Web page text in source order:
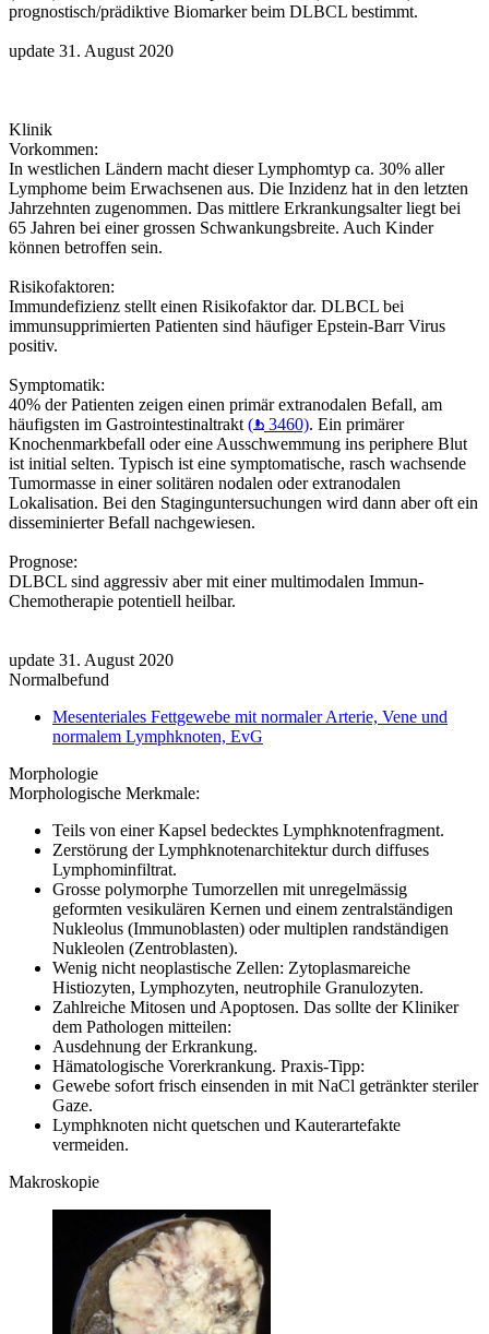
prognostisch/prädiktive Biomarker beim DLBCL bestimmt.
update 31. August 2020
Klinik
Vorkommen:
In westlichen Ländern macht dieser Lymphomtyp ca. 30% aller
Lymphome beim Erwachsenen aus. Die Inzidenz hat in den letzten
Jahrzehnten zugenommen. Das mittlere Erkrankungsalter liegt bei
65 Jahren bei einer grossen Schwankungsbreite. Auch Kinder
können betroffen sein.
Risikofaktoren:
Immundefizienz stellt einen Risikofaktor dar. DLBCL bei
immunsupprimierten Patienten sind häufiger Epstein-Barr Virus
positiv.
Symptomatik:
40% der Patienten zeigen einen primär extranodalen Befall, am
häufigsten im Gastrointestinaltrakt ( 3460). Ein primärer
Knochenmarkbefall oder eine Ausschwemmung ins periphere Blut
ist initial selten. Typisch ist eine symptomatische, rasch wachsende
Tumormasse in einer solitären nodalen oder extranodalen
Lokalisation. Bei den Staginguntersuchungen wird dann aber oft ein
disseminierter Befall nachgewiesen.
Prognose:
DLBCL sind aggressiv aber mit einer multimodalen Immun-
Chemotherapie potentiell heilbar.
update 31. August 2020
Normalbefund
Mesenteriales Fettgewebe mit normaler Arterie, Vene und
normalem Lymphknoten, EvG
Morphologie
Morphologische Merkmale:
Teils von einer Kapsel bedecktes Lymphknotenfragment.
Zerstörung der Lymphknotenarchitektur durch diffuses
Lymphominfiltrat.
Grosse polymorphe Tumorzellen mit unregelmässig
geformten vesikulären Kernen und einem zentralständigen
Nukleolus (Immunoblasten) oder multiplen randständigen
Nukleolen (Zentroblasten).
Wenig nicht neoplastische Zellen: Zytoplasmareiche
Histiozyten, Lymphozyten, neutrophile Granulozyten.
Zahlreiche Mitosen und Apoptosen. Das sollte der Kliniker
dem Pathologen mitteilen:
Ausdehnung der Erkrankung.
Hämatologische Vorerkrankung. Praxis-Tipp:
Gewebe sofort frisch einsenden in mit NaCl getränkter steriler
Gaze.
Lymphknoten nicht quetschen und Kauterartefakte
vermeiden.
Makroskopie